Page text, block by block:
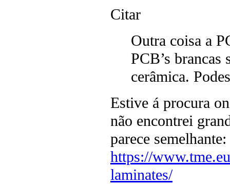
Citar
Outra coisa a
PCB’s brancas
cerâmica.
Estive á procura
não encontrei
parece semelhante:
https://
laminates/